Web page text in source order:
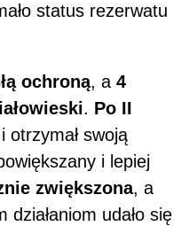
status rezerwatu
ochroną, a 4
. Po II
i otrzymał swoją
i lepiej
zwiększona, a
udało się